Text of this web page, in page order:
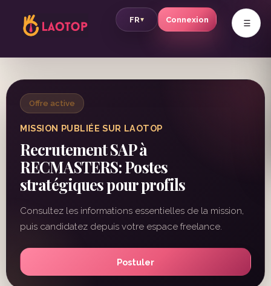
FR▾ Connexion v
Offre active
MISSION PUBLIÉE SUR LAOTOP
Recrutement SAP à
RECMASTERS: Postes
stratégiques pour profils
Consultez les informations essentielles de la mission,
puis candidatez depuis votre espace freelance.
Postuler